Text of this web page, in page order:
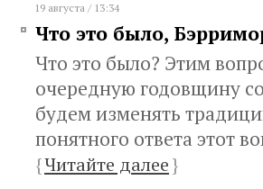
19 августа / 13:34
Что это было,
Что это было? Этим
очередную годовщину
будем изменять
понятного ответа этот
{Читайте далее}